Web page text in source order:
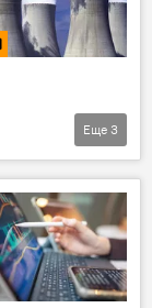
Еще 3